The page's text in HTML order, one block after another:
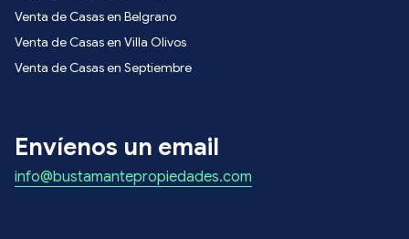
Venta de Casas en Belgrano
Venta de Casas en Villa Olivos
Venta de Casas en Septiembre
Envíenos un email
info@bustamantepropiedades.com